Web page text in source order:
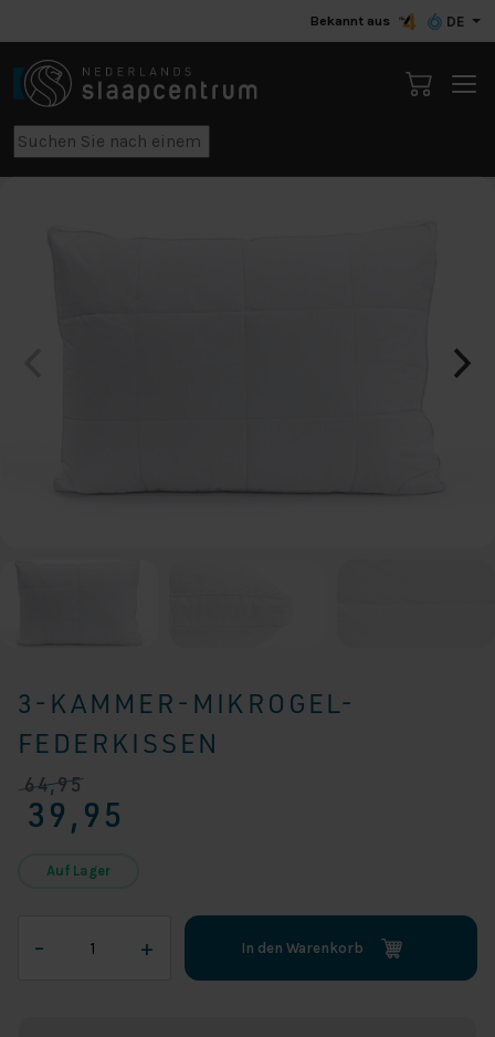
Bekannt aus DE
3-KAMMER-MIKROGEL-
FEDERKISSEN
64,95
Ursprünglicher
Preis
€ 64,95
39,95
Aktueller
Preis
€ 39,95.
Auf Lager
–
Kammer-
+ In den Warenkorb